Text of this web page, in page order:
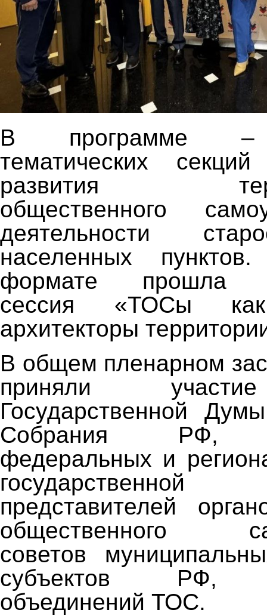
В программе –
тематических
развития
общественного
деятельности
населенных
формате прошла
сессия «ТОСы как
архитекторы
В общем пленарном
приняли
Государственной
Собрания РФ,
федеральных и
представителей
общественного
советов
субъектов РФ,
объединений ТОС.